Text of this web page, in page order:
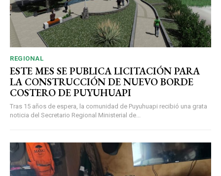
REGIONAL
ESTE MES SE PUBLICA LICITACIÓN PARA
LA CONSTRUCCIÓN DE NUEVO BORDE
COSTERO DE PUYUHUAPI
Tras 15 años de espera, la comunidad de Puyuhuapi recibió una grata
noticia del Secretario Regional Ministerial de...